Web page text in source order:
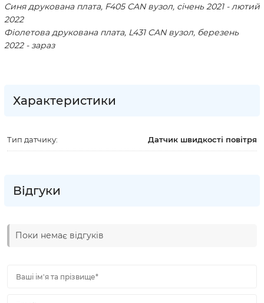
Синя друкована плата, F405 CAN вузол, січень 2021 - лютий
2022
Фіолетова друкована плата, L431 CAN вузол, березень
2022 - зараз
Характеристики
Тип датчику: Датчик швидкості повітря
Відгуки
Поки немає відгуків
Ваші ім'я та прізвище*